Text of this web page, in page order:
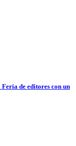
de editores con un